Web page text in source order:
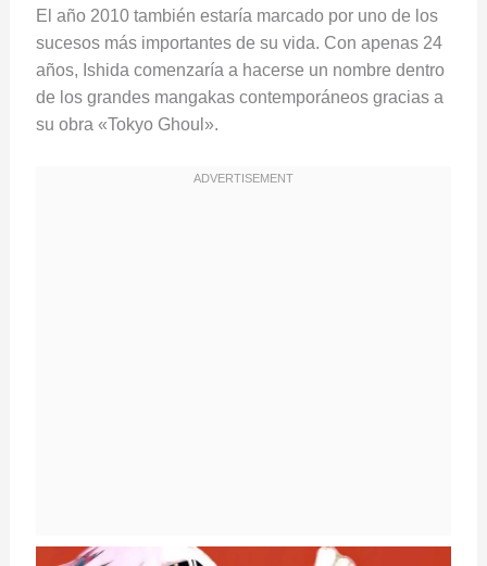
El año 2010 también estaría marcado por uno de los
sucesos más importantes de su vida. Con apenas 24
años, Ishida comenzaría a hacerse un nombre dentro
de los grandes mangakas contemporáneos gracias a
su obra «Tokyo Ghoul».